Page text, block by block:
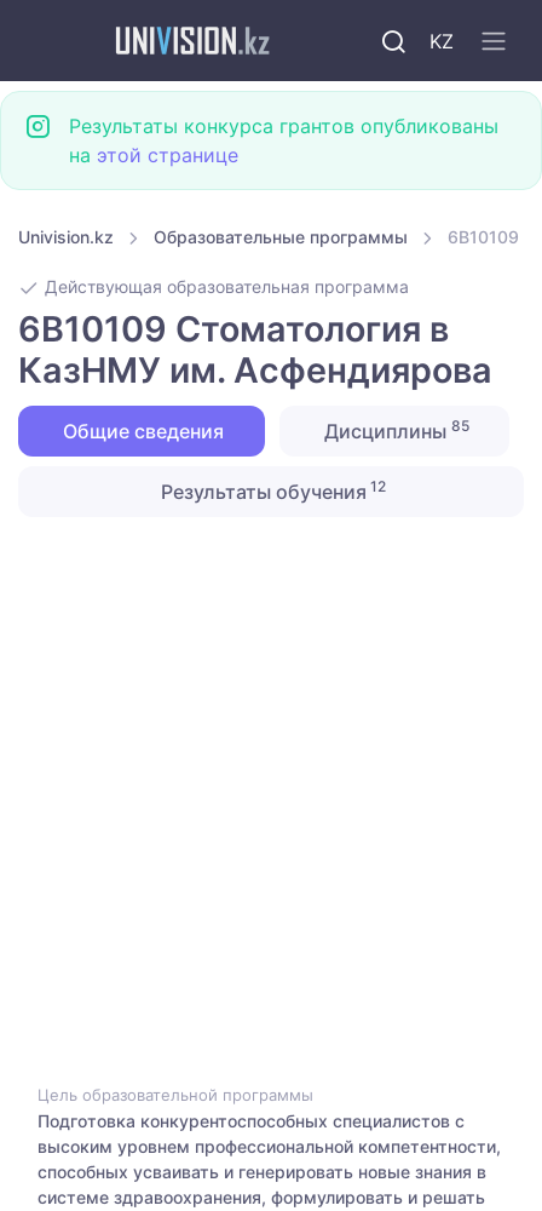
KZ
Результаты конкурса грантов опубликованы
на этой странице
Univision.kz Образовательные программы 6B10109
Действующая образовательная программа
6B10109 Стоматология в
КазНМУ им. Асфендиярова
Общие сведения Дисциплины 85
Результаты обучения 12
Цель образовательной программы
Подготовка конкурентоспособных специалистов с
высоким уровнем профессиональной компетентности,
способных усваивать и генерировать новые знания в
системе здравоохранения, формулировать и решать